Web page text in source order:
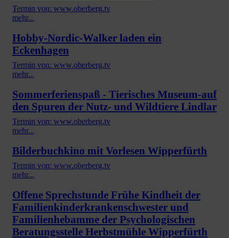
Termin von: www.oberberg.tv
mehr...
Hobby-Nordic-Walker laden ein
Eckenhagen
Termin von: www.oberberg.tv
mehr...
Sommerferienspaß - Tierisches Museum-auf
den Spuren der Nutz- und Wildtiere Lindlar
Termin von: www.oberberg.tv
mehr...
Bilderbuchkino mit Vorlesen Wipperfürth
Termin von: www.oberberg.tv
mehr...
Offene Sprechstunde Frühe Kindheit der
Familienkinderkrankenschwester und
Familienhebamme der Psychologischen
Beratungsstelle Herbstmühle Wipperfürth